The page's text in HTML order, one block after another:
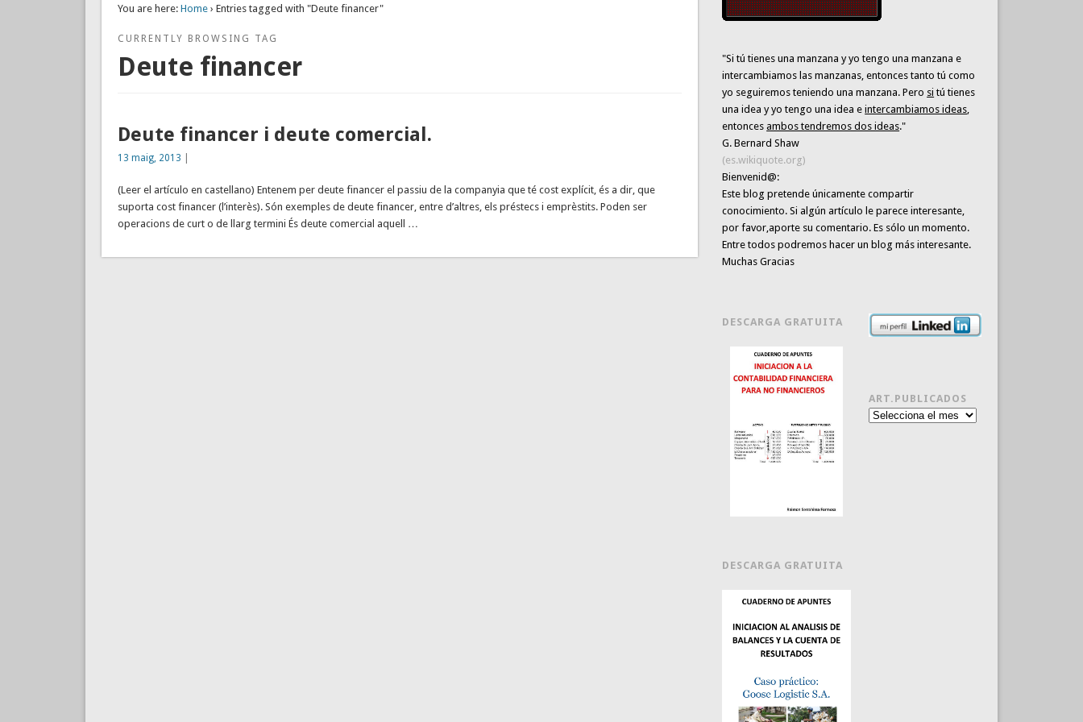
You are here: Home› Entries tagged with "Deute financer"
CURRENTLY BROWSING TAG
Deute financer
Deute financer i deute comercial.
13 maig, 2013
(Leer el artículo en castellano) Entenem per deute financer el passiu de la companyia que té cost explícit, és a dir, que
suporta cost financer (l’interès). Són exemples de deute financer, entre d’altres, els préstecs i emprèstits. Poden ser
operacions de curt o de llarg termini És deute comercial aquell …
"Si tú tienes una manzana y yo tengo una manzana e
intercambiamos las manzanas, entonces tanto tú como
yo seguiremos teniendo una manzana. Pero si tú tienes
una idea y yo tengo una idea eintercambiamos ideas,
entoncesambos tendremos dos ideas."
G. Bernard Shaw
(es.wikiquote.org)
Bienvenid@:
Este blog pretende únicamentecompartir
conocimiento. Si algún artículo le parece interesante,
por favor,aporte su comentario. Es sólo un momento.
Entre todos podremos hacer un blog más interesante.
Muchas Gracias
DESCARGA GRATUITA
DESCARGA GRATUITA
ART.PUBLICADOS
Art.publicados